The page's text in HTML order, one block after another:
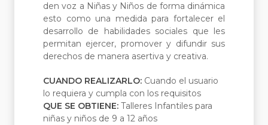
den voz a Niñas y Niños de forma dinámica
esto como una medida para fortalecer el
desarrollo de habilidades sociales que les
permitan ejercer, promover y difundir sus
derechos de manera asertiva y creativa.
CUANDO REALIZARLO: Cuando el usuario
lo requiera y cumpla con los requisitos
QUE SE OBTIENE: Talleres Infantiles para
niñas y niños de 9 a 12 años